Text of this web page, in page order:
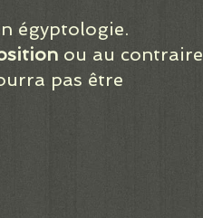
égyptologie.
ou au contraire
pas être